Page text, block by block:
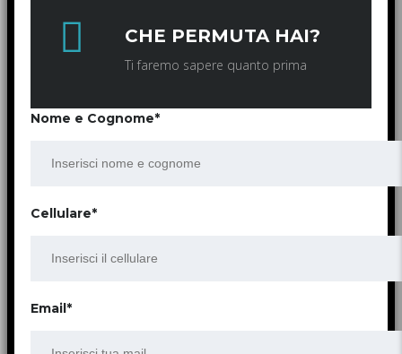
CHE PERMUTA HAI?
Ti faremo sapere quanto prima
Nome e Cognome*
Cellulare*
Email*